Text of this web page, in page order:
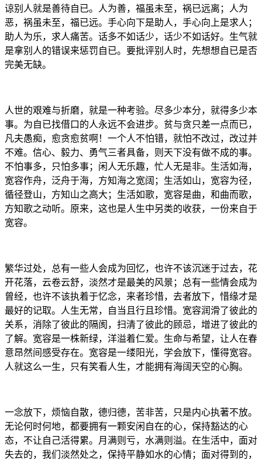
谅别人就是善待自已。人为善，福虽未至，祸已远离；人为
恶，祸虽未至，福已远。手心向下是助人，手心向上是求人；
助人为乐，求人痛苦。话多不如话少，话少不如话好。生气就
是拿别人的错误来惩罚自已。要批评别人时，先想想自已是否
完美无缺。
人世的艰难与折磨，就是一种考验。尽多少本分，就得多少本
事。为自已找借口的人永远不会进步。贫与贪只差一点而已，
凡夫愚痴，愈贪愈贫啊！一个人不怕错，就怕不改过，改过并
不难。信心、毅力、勇气三者具备，则天下没有做不成的事。
不怕事多，只怕多事；闲人无乐趣，忙人无是非。生活如海，
宽容作舟，泛舟于海，方知海之宽阔；生活如山，宽容为径，
循径登山，方知山之高大；生活如歌，宽容是曲，和曲而歌，
方知歌之动听。原来，这也是人生中另类的收获，一份来自于
宽容。
繁华过处，总有一些人会成为回忆，也许不该沉迷于过去，花
开花落，云卷云舒，淡然才是最美的风景；总有一些情会成为
曾经，也许不该执着于忆念，来者珍惜，去者放下，惜缘才是
最好的记取。人生无常，自当且行且珍惜。宽容润滑了彼此的
关系，消除了彼此的隔阂，扫清了彼此的顾忌，增进了彼此的
了解。宽容是一株新绿，洋溢着仁爱。生命与希望，让人在春
意昂然间感受存在。宽容是一缕阳光，学会放下，懂得宽容。
人就这么一生，只有笑看人生，才能拥有海阔天空的心胸。
一念放下，烦恼自散，德归德，苦非苦，只是内心执著不放。
无论何时何地，都要拥有一颗安闲自在的心，保持豁达的心
态，不让自己活得累。月满则亏，水满则溢。在生活中，面对
失去的，我们淡然处之，保持平静如水的心情；面对得到的，